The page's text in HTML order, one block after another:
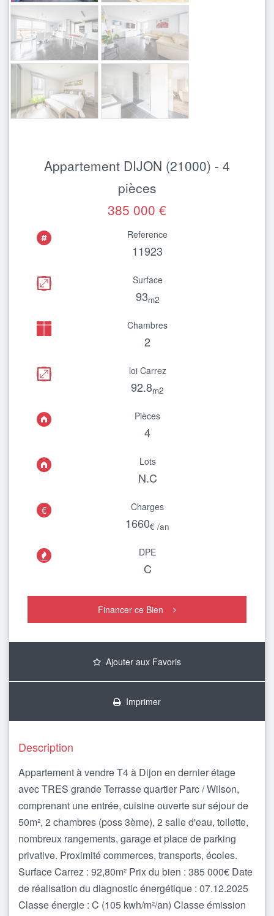
Appartement DIJON (21000) - 4
pièces
385 000 €
Reference
11923
Surface
93m2
Chambres
2
loi Carrez
92.8m2
Pièces
4
Lots
N.C
€ Charges
1660€ /an
 DPE
C
Financer ce Bien
Ajouter aux Favoris
Imprimer
Description
Appartement à vendre T4 à Dijon en dernier étage
avec TRES grande Terrasse quartier Parc / Wilson,
comprenant une entrée, cuisine ouverte sur séjour de
50m², 2 chambres (poss 3ème), 2 salle d'eau, toilette,
nombreux rangements, garage et place de parking
privative. Proximité commerces, transports, écoles.
Surface Carrez : 92,80m² Prix du bien : 385 000€ Date
de réalisation du diagnostic énergétique : 07.12.2025
Classe énergie : C (105 kwh/m²/an) Classe émission